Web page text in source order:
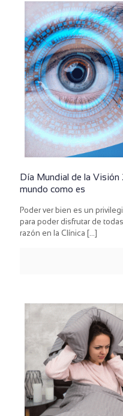
Día Mundial de la Visión
mundo como es
Poder ver bien es un
para poder disfrutar de
razón en la Clínica […]